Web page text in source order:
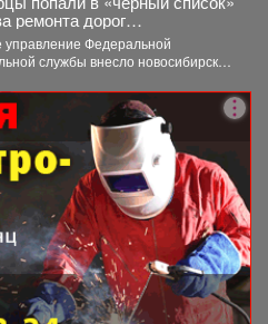
ремонта дорог
управление Федеральной
службы внесло новосибирскую
поставщиков. Речь...